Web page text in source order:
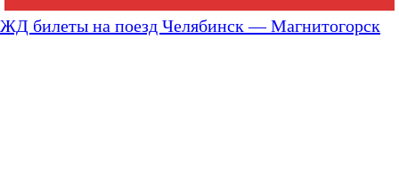
ЖД билеты на поезд Челябинск — Магнитогорск